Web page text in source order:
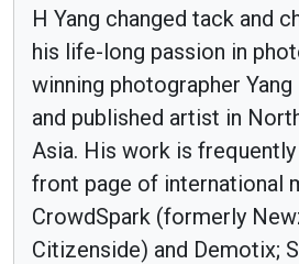
H Yang changed tack and
his life-long passion in
winning photographer
and published artist in
Asia. His work is
front page of international
CrowdSpark (formerly
Citizenside) and Demotix;